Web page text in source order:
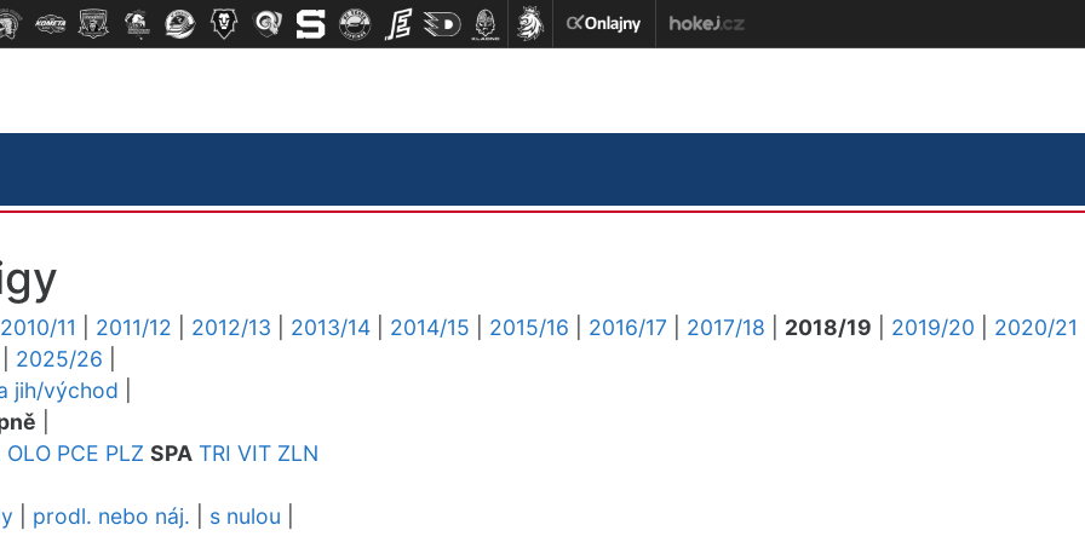
2010/11 2011/12 2012/13 2013/14 2014/15 2015/16 2016/17 2017/18 2018/19 2019/20
2020/21
2025/26
jih/východ
OLO PCE PLZ SPA TRI VIT ZLN
prodl. nebo náj. s nulou